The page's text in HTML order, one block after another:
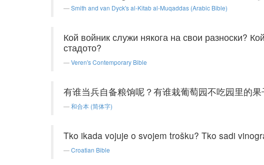
Smith and van Dyck's al-Kitab al-Muqaddas (Arabic Bible)
Кой войник служи някога на свои разноски?
стадото?
Veren's Contemporary Bible
有谁当兵自备粮饷呢？有谁栽葡萄园不吃园里的
和合本 (简体字)
Tko ikada vojuje o svojem trošku? Tko sadi
Croatian Bible